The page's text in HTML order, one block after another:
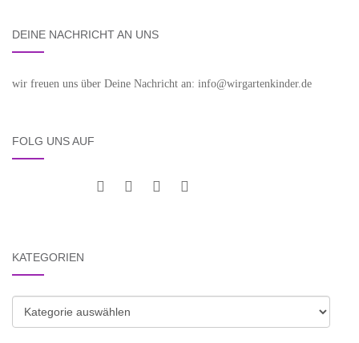
DEINE NACHRICHT AN UNS
wir freuen uns über Deine Nachricht an: info@wirgartenkinder.de
FOLG UNS AUF
KATEGORIEN
Kategorien